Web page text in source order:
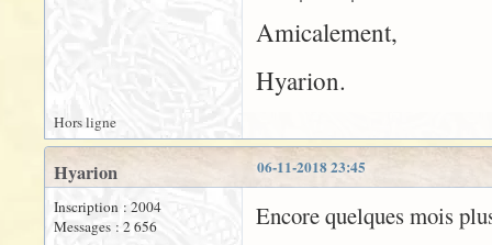
Amicalement,
Hyarion.
Hors ligne
06-11-2018 23:45
Hyarion
Inscription : 2004
Messages : 2 656
Encore quelques mois